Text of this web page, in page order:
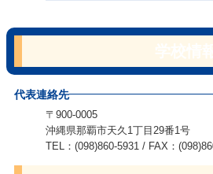
代表連絡先
〒900-0005
沖縄県那覇市天久1丁目29番1号
TEL：(098)860-5931 / FAX：